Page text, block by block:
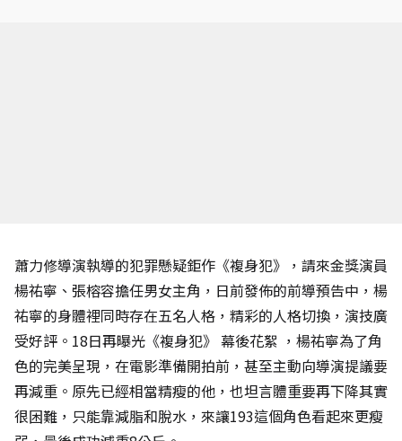
蕭力修導演執導的犯罪懸疑鉅作《複身犯》，請來金獎演員
楊祐寧、張榕容擔任男女主角，日前發佈的前導預告中，楊
祐寧的身體裡同時存在五名人格，精彩的人格切換，演技廣
受好評。18日再曝光《複身犯》 幕後花絮 ，楊祐寧為了角
色的完美呈現，在電影準備開拍前，甚至主動向導演提議要
再減重。原先已經相當精瘦的他，也坦言體重要再下降其實
很困難，只能靠減脂和脫水，來讓193這個角色看起來更瘦